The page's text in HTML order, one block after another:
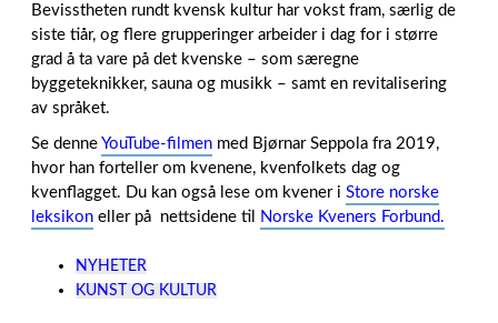
Bevisstheten rundt kvensk kultur har vokst fram, særlig de
siste tiår, og flere grupperinger arbeider i dag for i større
grad å ta vare på det kvenske – som særegne
byggeteknikker, sauna og musikk – samt en revitalisering
av språket.
Se denne YouTube-filmen med Bjørnar Seppola fra 2019,
hvor han forteller om kvenene, kvenfolkets dag og
kvenflagget. Du kan også lese om kvener i Store norske
leksikon eller på nettsidene til Norske Kveners Forbund.
NYHETER
KUNST OG KULTUR